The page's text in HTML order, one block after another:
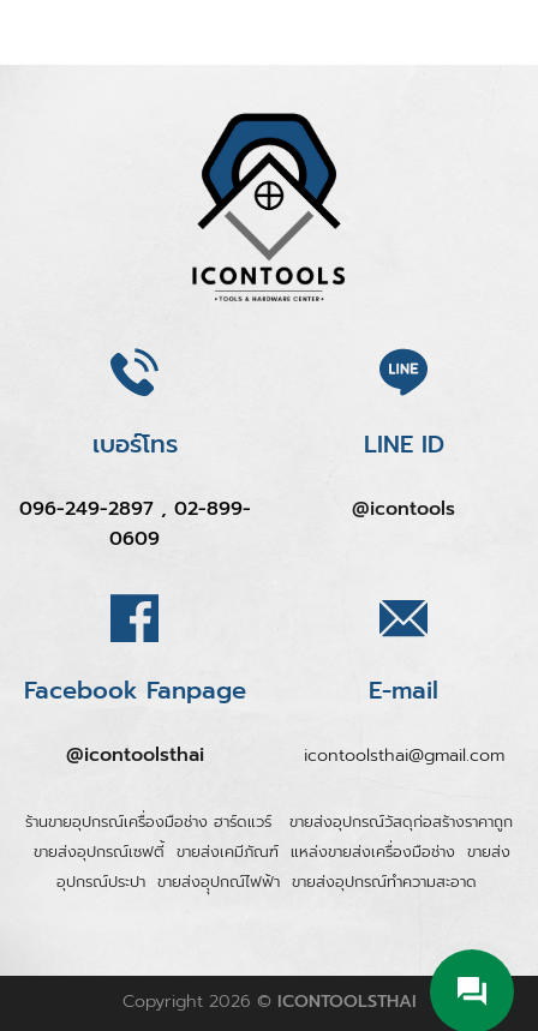
เบอร์โทร
096-249-2897 , 02-899-
0609
LINE ID
@icontools
Facebook Fanpage
@icontoolsthai
E-mail
icontoolsthai@gmail.com
ร้านขายอุปกรณ์เครื่องมือช่าง ฮาร์ดแวร์
ขายส่งอุปกรณ์วัสดุก่อสร้างราคาถูก
ขายส่งอุปกรณ์เซฟตี้ ขายส่งเคมีภัณฑ์ แหล่งขายส่งเครื่องมือช่าง ขายส่ง
อุปกรณ์ประปา ขายส่งอุุปกณ์ไฟฟ้า ขายส่งอุปกรณ์ทำความสะอาด
Copyright 2026 © ICONTOOLSTHAI